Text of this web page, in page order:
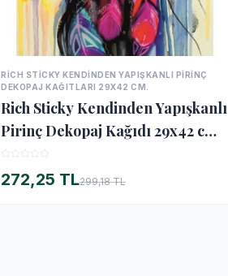
İNCELE
RICH STICKY KENDINDEN YAPIŞKANLI PIRINÇ
DEKOPAJ KAĞITLARI 29X42 CM.
Rich Sticky Kendinden Yapışkanlı
Pirinç Dekopaj Kağıdı 29x42 cm.
272,25 TL299,18 TL